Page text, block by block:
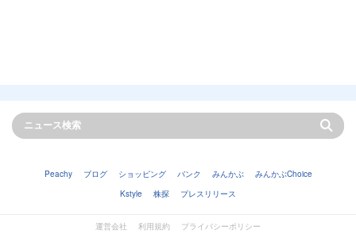
Peachy ブログ ショッピング バンク みんかぶ
みんかぶChoice
Kstyle
株探 プレスリリース
運営会社 利用規約 プライバシーポリシー